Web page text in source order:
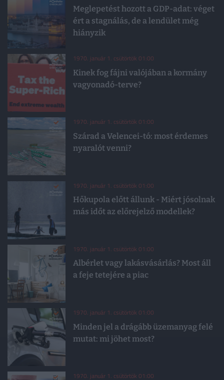
Meglepetést hozott a GDP-adat: véget
ért a stagnálás, de a lendület még
hiányzik
1970. január 1. csütörtök 01:00
Kinek fog fájni valójában a kormány
vagyonadó-terve?
1970. január 1. csütörtök 01:00
Szárad a Velencei-tó: most érdemes
nyaralót venni?
1970. január 1. csütörtök 01:00
Hőkupola előtt állunk - Miért jósolnak
más időt az előrejelző modellek?
1970. január 1. csütörtök 01:00
Albérlet vagy lakásvásárlás? Most áll
a feje tetejére a piac
1970. január 1. csütörtök 01:00
Minden jel a drágább üzemanyag felé
mutat: mi jöhet most?
1970. január 1. csütörtök 01:00